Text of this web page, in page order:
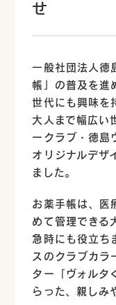
せ
一般社団法人徳
帳」の普及を進
世代にも興味を
大人まで幅広い
ークラブ・徳島
オリジナルデザ
ました。
お薬手帳は、医
めて管理できる
急時にも役立ち
スのクラブカラ
ター「ヴォルタ
らった、親しみ